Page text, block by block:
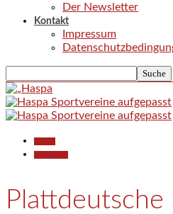
Der Newsletter
Kontakt
Impressum
Plattdeutsche